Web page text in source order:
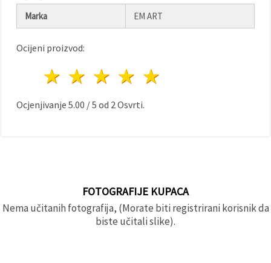
Marka EM ART
Ocijeni proizvod:
4 zvijezde
3 zvijezde
2 zvijezde
1 zvijezda
Ocjenjivanje 5.00 /5 od 2 Osvrti.
FOTOGRAFIJE KUPACA
Nema učitanih fotografija, (Morate biti registrirani korisnik da
biste učitali slike).